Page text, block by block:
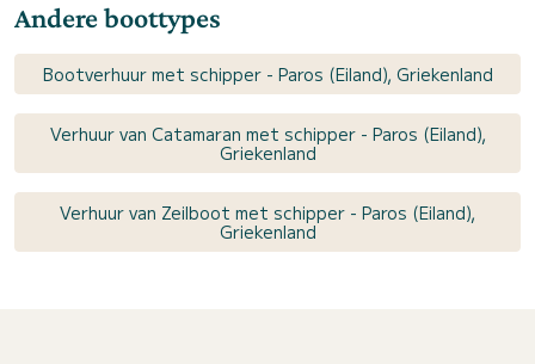
Andere boottypes
Bootverhuur met schipper - Paros (Eiland), Griekenland
Verhuur van Catamaran met schipper - Paros (Eiland),
Griekenland
Verhuur van Zeilboot met schipper - Paros (Eiland),
Griekenland